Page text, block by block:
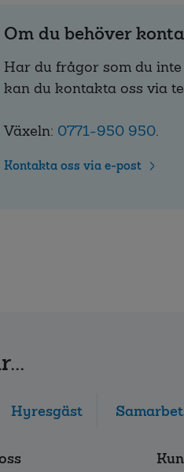
Om du behöver
Har du frågor som du
kan du kontakta oss via
Växeln: 0771-950 950.
Kontakta oss via e-post
Hyresgäst